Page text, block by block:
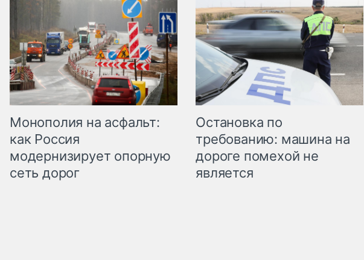
Монополия на асфальт:
как Россия
модернизирует опорную
сеть дорог
Остановка по
требованию: машина на
дороге помехой не
является